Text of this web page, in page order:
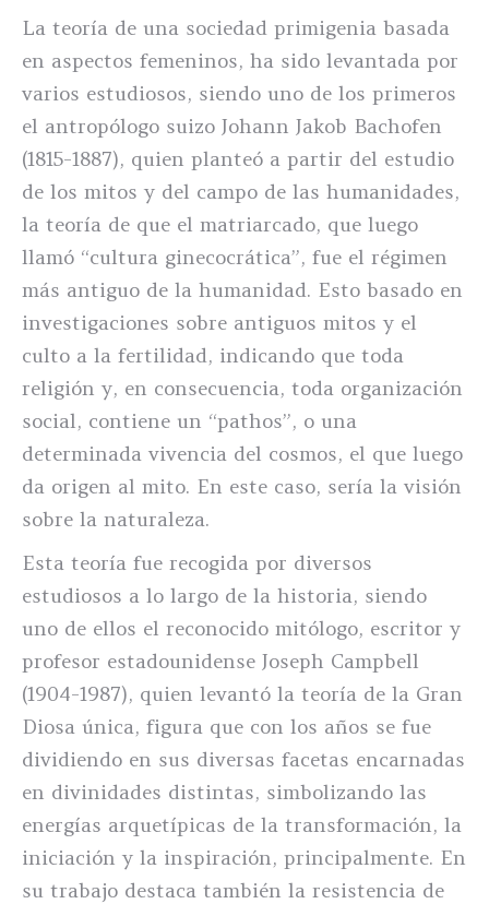
La teoría de una sociedad primigenia basada
en aspectos femeninos, ha sido levantada por
varios estudiosos, siendo uno de los primeros
el antropólogo suizo Johann Jakob Bachofen
(1815-1887), quien planteó a partir del estudio
de los mitos y del campo de las humanidades,
la teoría de que el matriarcado, que luego
llamó “cultura ginecocrática”, fue el régimen
más antiguo de la humanidad. Esto basado en
investigaciones sobre antiguos mitos y el
culto a la fertilidad, indicando que toda
religión y, en consecuencia, toda organización
social, contiene un “pathos”, o una
determinada vivencia del cosmos, el que luego
da origen al mito. En este caso, sería la visión
sobre la naturaleza.
Esta teoría fue recogida por diversos
estudiosos a lo largo de la historia, siendo
uno de ellos el reconocido mitólogo, escritor y
profesor estadounidense Joseph Campbell
(1904-1987), quien levantó la teoría de la Gran
Diosa única, figura que con los años se fue
dividiendo en sus diversas facetas encarnadas
en divinidades distintas, simbolizando las
energías arquetípicas de la transformación, la
iniciación y la inspiración, principalmente. En
su trabajo destaca también la resistencia de